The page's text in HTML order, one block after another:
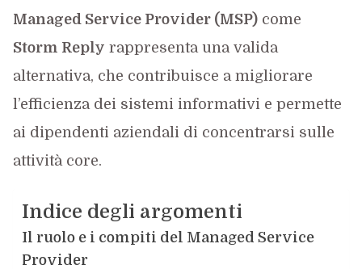
Managed Service Provider (MSP)come
Storm Reply rappresenta una valida
alternativa, che contribuisce a migliorare
l’efficienza dei sistemi informativi e permette
ai dipendenti aziendali di concentrarsi sulle
attività core.
Indice degli argomenti
Il ruolo e i compiti del Managed Service
Provider